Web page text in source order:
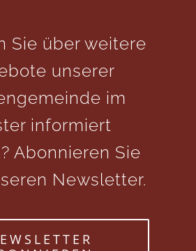
Sie über weitere
unserer
im
informiert
Abonnieren Sie
Newsletter.